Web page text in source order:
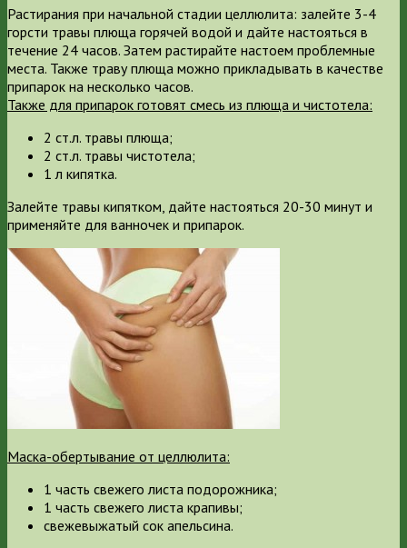
Растирания при начальной стадии целлюлита: залейте 3-4
горсти травы плюща горячей водой и дайте настояться в
течение 24 часов. Затем растирайте настоем проблемные
места. Также траву плюща можно прикладывать в качестве
припарок на несколько часов.
Также для припарок готовят смесь из плюща и чистотела:
2 ст.л. травы плюща;
2 ст.л. травы чистотела;
1 л кипятка.
Залейте травы кипятком, дайте настояться 20-30 минут и
применяйте для ванночек и припарок.
Маска-обертывание от целлюлита:
1 часть свежего листа подорожника;
1 часть свежего листа крапивы;
свежевыжатый сок апельсина.